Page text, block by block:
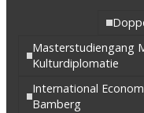
Masterstudiengang
Kulturdiplomatie
International
Bamberg